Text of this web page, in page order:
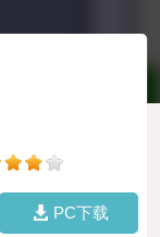
PC下载